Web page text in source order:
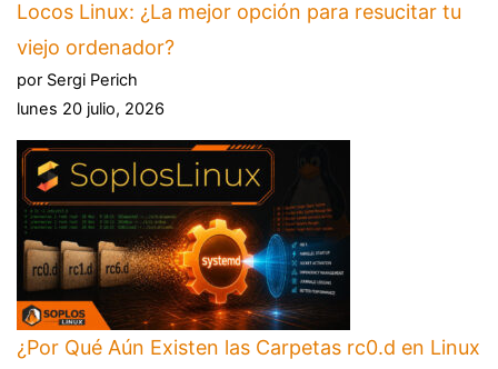
Locos Linux: ¿La mejor opción para resucitar tu
viejo ordenador?
por Sergi Perich
lunes 20 julio, 2026
¿Por Qué Aún Existen las Carpetas rc0.d en Linux